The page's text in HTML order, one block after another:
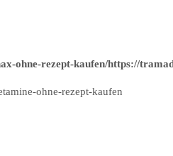
ohne-rezept-kaufen/https://
ohne-rezept-kaufen